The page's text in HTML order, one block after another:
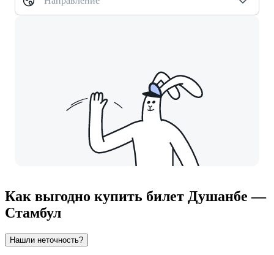
Как выгодно купить билет Душанбе —
Стамбул
Нашли неточность?